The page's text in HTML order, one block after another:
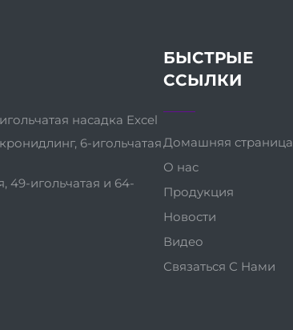
насадка Excel
6-игольчатая
49-игольчатая и 64-
БЫСТРЫЕ
ССЫЛКИ
Домашняя страница
О нас
Продукция
Новости
Видео
Связаться С Нами